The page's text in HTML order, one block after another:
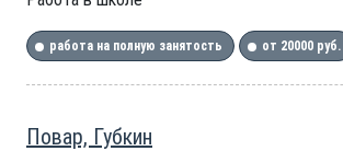
работа на полную занятость от 20000 руб.
Повар, Губкин